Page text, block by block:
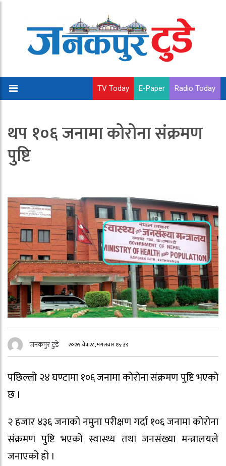
TV Today E-Paper Radio Today
थप १०६ जनामा कोरोना संक्रमण
पुष्टि
जनकपुर टुडे २०७९ चैत्र २८, मंगलवार १६:३९
पछिल्लो २४ घण्टामा १०६ जनामा कोरोना संक्रमण पुष्टि भएको
छ ।
२ हजार ४३६ जनाको नमुना परीक्षण गर्दा १०६ जनामा कोरोना
संक्रमण पुष्टि भएको स्वास्थ्य तथा जनसंख्या मन्त्रालयले
जनाएको हो ।